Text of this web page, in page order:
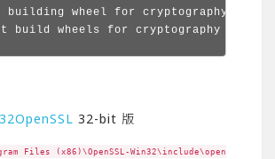
building wheel for cryptography
build wheels for cryptography
32-bit 版
Files (x86)\OpenSSL-Win32\include\open